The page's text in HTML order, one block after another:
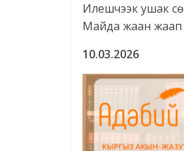
Илешчээк ушак
Майда жаан
10.03.2026